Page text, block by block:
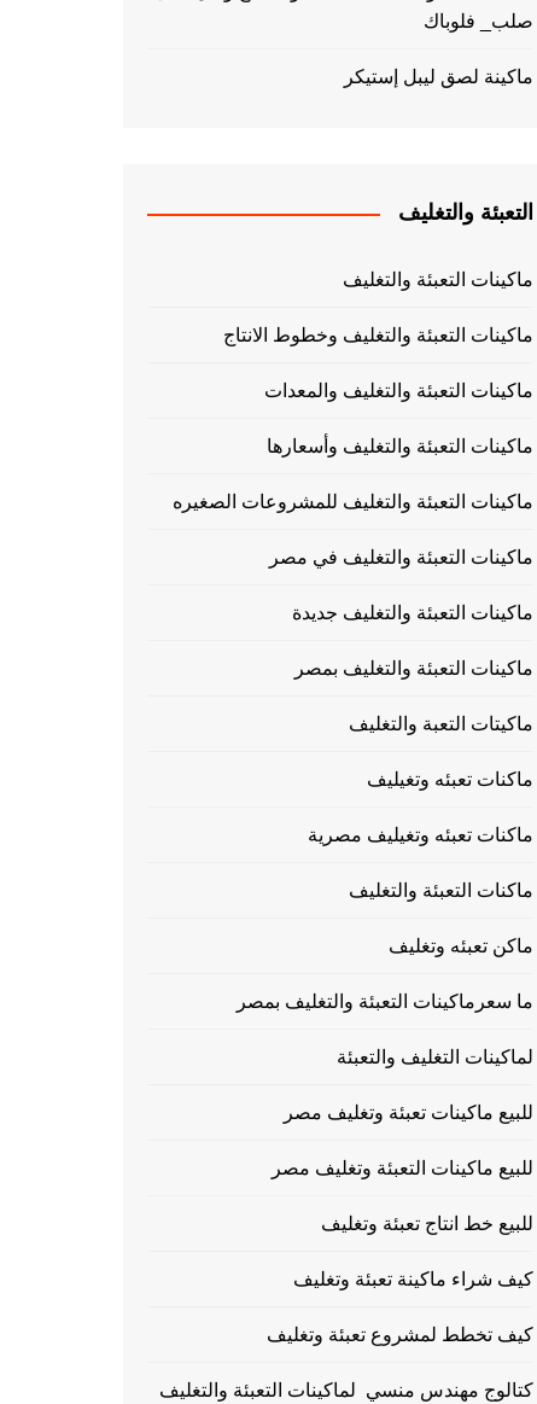
صلب_ فلوباك
ماكينة لصق ليبل إستيكر
التعبئة والتغليف
ماكينات التعبئة والتغليف
ماكينات التعبئة والتغليف وخطوط الانتاج
ماكينات التعبئة والتغليف والمعدات
ماكينات التعبئة والتغليف وأسعارها
ماكينات التعبئة والتغليف للمشروعات الصغيره
ماكينات التعبئة والتغليف في مصر
ماكينات التعبئة والتغليف جديدة
ماكينات التعبئة والتغليف بمصر
ماكيتات التعبة والتغليف
ماكنات تعبئه وتغيليف
ماكنات تعبئه وتغيليف مصرية
ماكنات التعبئة والتغليف
ماكن تعبئه وتغليف
ما سعرماكينات التعبئة والتغليف بمصر
لماكينات التغليف والتعبئة
للبيع ماكينات تعبئة وتغليف مصر
للبيع ماكينات التعبئة وتغليف مصر
للبيع خط انتاج تعبئة وتغليف
كيف شراء ماكينة تعبئة وتغليف
كيف تخطط لمشروع تعبئة وتغليف
كتالوج مهندس منسي لماكينات التعبئة والتغليف